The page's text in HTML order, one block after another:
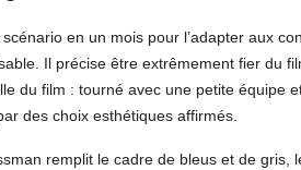
en un mois pour l’adapter aux
Il précise être extrêmement fier du
du film : tourné avec une petite équipe
des choix esthétiques affirmés.
remplit le cadre de bleus et de